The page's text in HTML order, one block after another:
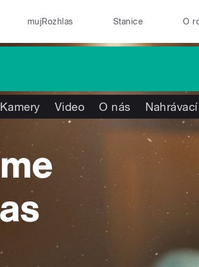
mujRozhlas Stanice O
Kamery Video O nás